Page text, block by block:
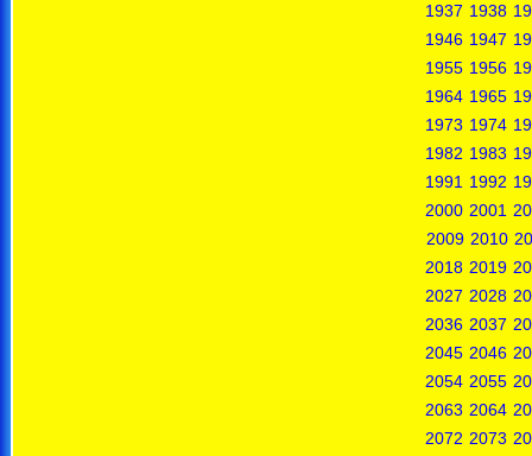
1937 1938
1946 1947
1955 1956
1964 1965
1973 1974
1982 1983
1991 1992
2000 2001
2009 2010
2018 2019
2027 2028
2036 2037
2045 2046
2054 2055
2063 2064
2072 2073